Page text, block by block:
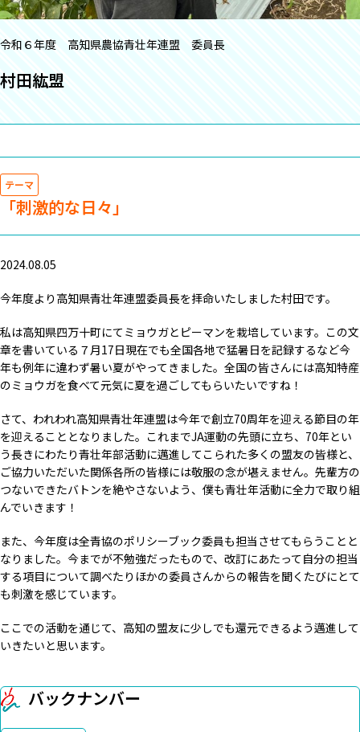
令和６年度 高知県農協青壮年連盟 委員長
村田紘盟
テーマ
「刺激的な日々」
2024.08.05
今年度より高知県青壮年連盟委員長を拝命いたしました村田です。
私は高知県四万十町にてミョウガとピーマンを栽培しています。この文
章を書いている７月17日現在でも全国各地で猛暑日を記録するなど今
年も例年に違わず暑い夏がやってきました。全国の皆さんには高知特産
のミョウガを食べて元気に夏を過ごしてもらいたいですね！
さて、われわれ高知県青壮年連盟は今年で創立70周年を迎える節目の年
を迎えることとなりました。これまでJA運動の先頭に立ち、70年とい
う長きにわたり青壮年部活動に邁進してこられた多くの盟友の皆様と、
ご協力いただいた関係各所の皆様には敬服の念が堪えません。先輩方の
つないできたバトンを絶やさないよう、僕も青壮年活動に全力で取り組
んでいきます！
また、今年度は全青協のポリシーブック委員も担当させてもらうことと
なりました。今までが不勉強だったもので、改訂にあたって自分の担当
する項目について調べたりほかの委員さんからの報告を聞くたびにとて
も刺激を感じています。
ここでの活動を通じて、高知の盟友に少しでも還元できるよう邁進して
いきたいと思います。
バックナンバー